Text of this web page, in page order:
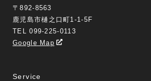
〒892-8563
鹿児島市樋之口町1-1-5F
TEL 099-225-0113
Google Map
Service